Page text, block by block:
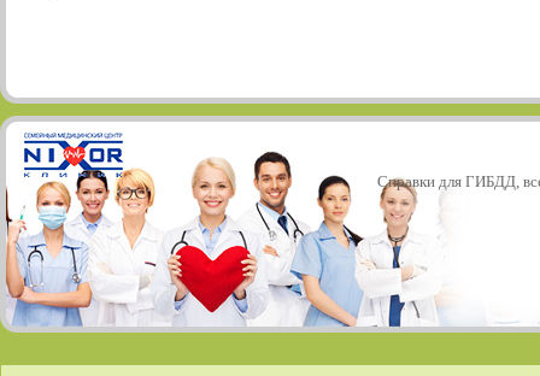
Справки для ГИБДД,